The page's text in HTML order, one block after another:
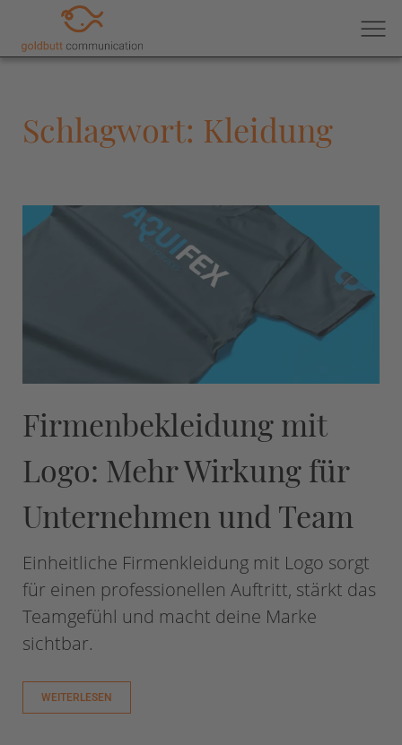
Schlagwort: Kleidung
Firmenbekleidung mit
Logo: Mehr Wirkung für
Unternehmen und Team
Einheitliche Firmenkleidung mit Logo sorgt
für einen professionellen Auftritt, stärkt das
Teamgefühl und macht deine Marke
sichtbar.
WEITERLESEN